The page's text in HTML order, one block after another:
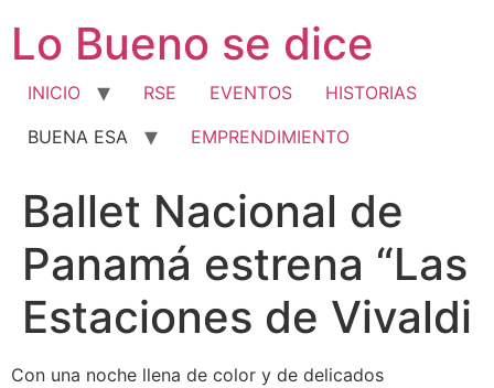
contenido
Lo Bueno se dice
INICIO RSE EVENTOS
HISTORIAS
BUENA ESA
EMPRENDIMIENTO
Ballet Nacional de
Panamá estrena “Las
Estaciones de Vivaldi
Con una noche llena de color y de delicados